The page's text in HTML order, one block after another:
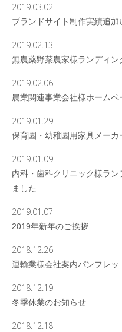
2019.03.02
ブランドサイト制作実績追加
2019.02.13
無農薬野菜農家様ランディ
2019.02.06
農業関連事業会社様ホーム
2019.01.29
保育園・幼稚園用家具メー
2019.01.09
内科・歯科クリニック様ラ
ました
2019.01.07
2019年新年のご挨拶
2018.12.26
運輸業様会社案内パンフレッ
2018.12.19
冬季休業のお知らせ
2018.12.18